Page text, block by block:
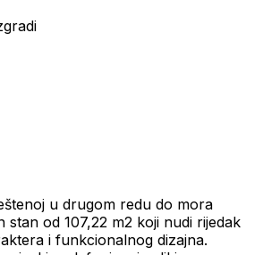
u drugom redu do mora
stan od 107,22 m2 koji nudi rijedak
i funkcionalnog dizajna.